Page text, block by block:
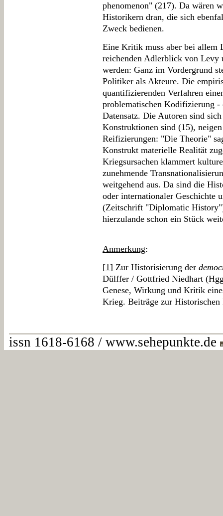
phenomenon" (217). Da wären
Historikern dran, die sich
Zweck bedienen.
Eine Kritik muss aber bei allem
reichenden Adlerblick von Levy
werden: Ganz im Vordergrund
Politiker als Akteure. Die
quantifizierenden Verfahren
problematischen Kodifizierung
Datensatz. Die Autoren sind
Konstruktionen sind (15),
Reifizierungen: "Die Theorie"
Konstrukt materielle Realität
Kriegsursachen klammert
zunehmende
weitgehend aus. Da sind die
oder internationaler Geschichte
(Zeitschrift "Diplomatic
hierzulande schon ein Stück
Anmerkung:
[1] Zur Historisierung der
Dülffer / Gottfried Niedhart
Genese, Wirkung und Kritik
Krieg. Beiträge zur Historischen
issn 1618-6168 / www.sehepunkte.de